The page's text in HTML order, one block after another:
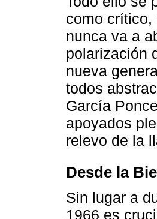
como crítico,
nunca va a
polarización
nueva
todos
García
apoyados
relevo de la
Desde la
Sin lugar a
1966 es